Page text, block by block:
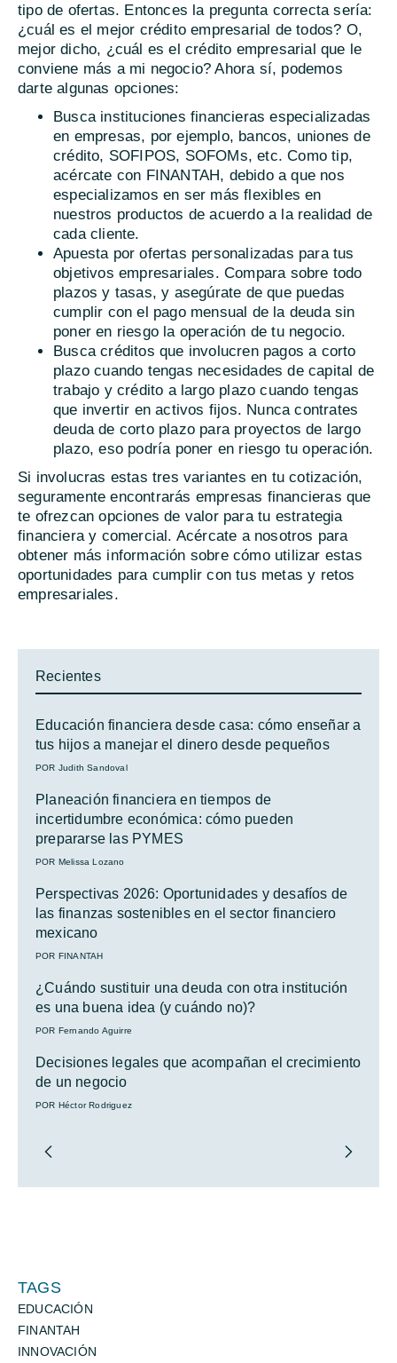
tipo de ofertas. Entonces la pregunta correcta sería:
¿cuál es el mejor crédito empresarial de todos? O,
mejor dicho, ¿cuál es el crédito empresarial que le
conviene más a mi negocio? Ahora sí, podemos
darte algunas opciones:
Busca instituciones financieras especializadas
en empresas, por ejemplo, bancos, uniones de
crédito, SOFIPOS, SOFOMs, etc. Como tip,
acércate con FINANTAH, debido a que nos
especializamos en ser más flexibles en
nuestros productos de acuerdo a la realidad de
cada cliente.
Apuesta por ofertas personalizadas para tus
objetivos empresariales. Compara sobre todo
plazos y tasas, y asegúrate de que puedas
cumplir con el pago mensual de la deuda sin
poner en riesgo la operación de tu negocio.
Busca créditos que involucren pagos a corto
plazo cuando tengas necesidades de capital de
trabajo y crédito a largo plazo cuando tengas
que invertir en activos fijos. Nunca contrates
deuda de corto plazo para proyectos de largo
plazo, eso podría poner en riesgo tu operación.
Si involucras estas tres variantes en tu cotización,
seguramente encontrarás empresas financieras que
te ofrezcan opciones de valor para tu estrategia
financiera y comercial. Acércate a nosotros para
obtener más información sobre cómo utilizar estas
oportunidades para cumplir con tus metas y retos
empresariales.
Recientes
Educación financiera desde casa: cómo enseñar a
tus hijos a manejar el dinero desde pequeños
POR Judith Sandoval
Planeación financiera en tiempos de
incertidumbre económica: cómo pueden
prepararse las PYMES
POR Melissa Lozano
Perspectivas 2026: Oportunidades y desafíos de
las finanzas sostenibles en el sector financiero
mexicano
POR FINANTAH
¿Cuándo sustituir una deuda con otra institución
es una buena idea (y cuándo no)?
POR Fernando Aguirre
Decisiones legales que acompañan el crecimiento
de un negocio
POR Héctor Rodriguez
TAGS
EDUCACIÓN
FINANTAH
INNOVACIÓN